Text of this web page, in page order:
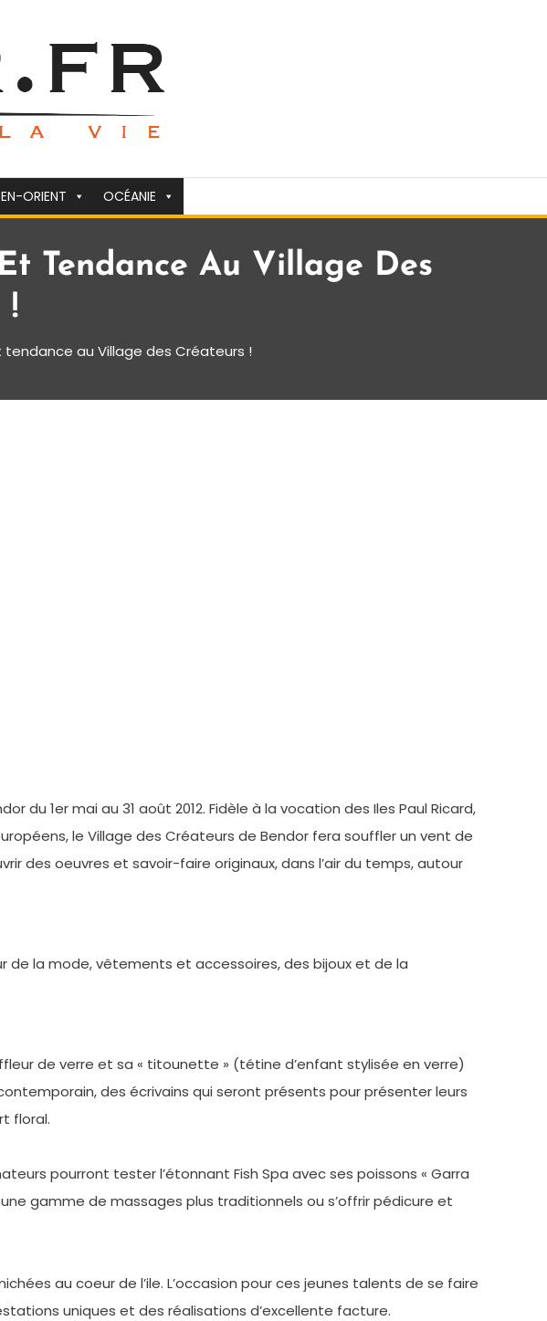
ORIENT OCÉANIE
Tendance Au Village Des
!
au Village des Créateurs !
du 1er mai au 31 août 2012. Fidèle à la vocation des Iles Paul Ricard,
le Village des Créateurs de Bendor fera souffler un vent de
des oeuvres et savoir-faire originaux, dans l’air du temps, autour
de la mode, vêtements et accessoires, des bijoux et de la
de verre et sa « titounette » (tétine d’enfant stylisée en verre)
des écrivains qui seront présents pour présenter leurs
floral.
pourront tester l’étonnant Fish Spa avec ses poissons « Garra
gamme de massages plus traditionnels ou s’offrir pédicure et
au coeur de l’ile. L’occasion pour ces jeunes talents de se faire
uniques et des réalisations d’excellente facture.